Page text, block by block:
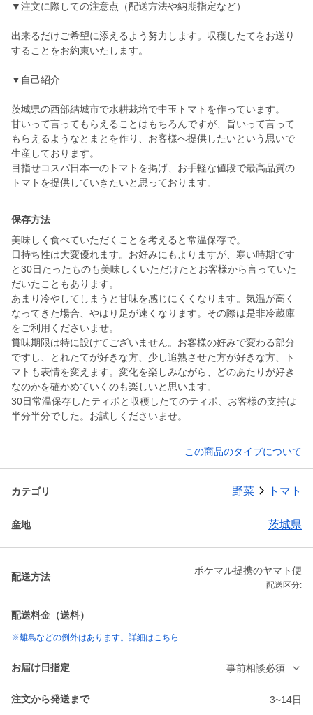
▼注文に際しての注意点（配送方法や納期指定など）
出来るだけご希望に添えるよう努力します。収穫したてをお送り
することをお約束いたします。
▼自己紹介
茨城県の西部結城市で水耕栽培で中玉トマトを作っています。
甘いって言ってもらえることはもちろんですが、旨いって言って
もらえるようなとまとを作り、お客様へ提供したいという思いで
生産しております。
目指せコスパ日本一のトマトを掲げ、お手軽な値段で最高品質の
トマトを提供していきたいと思っております。
保存方法
美味しく食べていただくことを考えると常温保存で。
日持ち性は大変優れます。お好みにもよりますが、寒い時期です
と30日たったものも美味しくいただけたとお客様から言っていた
だいたこともあります。
あまり冷やしてしまうと甘味を感じにくくなります。気温が高く
なってきた場合、やはり足が速くなります。その際は是非冷蔵庫
をご利用くださいませ。
賞味期限は特に設けてございません。お客様の好みで変わる部分
ですし、とれたてが好きな方、少し追熟させた方が好きな方、ト
マトも表情を変えます。変化を楽しみながら、どのあたりが好き
なのかを確かめていくのも楽しいと思います。
30日常温保存したティポと収穫したてのティポ、お客様の支持は
半分半分でした。お試しくださいませ。
この商品のタイプについて
カテゴリ 野菜 トマト
産地 茨城県
配送方法
ポケマル提携のヤマト便
配送区分:
配送料金（送料）
※離島などの例外はあります。詳細はこちら
お届け日指定 事前相談必須
注文から発送まで 3~14日